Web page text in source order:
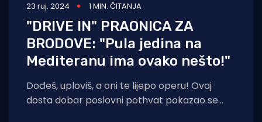
23 ruj. 2024 1 MIN. ČITANJA
"DRIVE IN" PRAONICA ZA
BRODOVE: "Pula jedina na
Mediteranu ima ovako nešto!"
Dođeš, uploviš, a oni te lijepo operu! Ovaj
dosta dobar poslovni pothvat pokazao se